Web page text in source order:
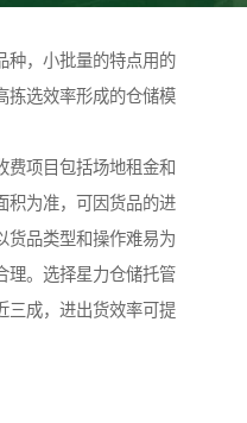
种，小批量的特点用的
拣选效率形成的仓储模
费项目包括场地租金和
积为准，可因货品的进
货品类型和操作难易为
理。选择星力仓储托管
三成，进出货效率可提